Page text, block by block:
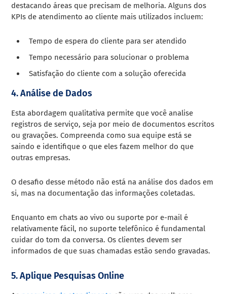
destacando áreas que precisam de melhoria. Alguns dos
KPIs de atendimento ao cliente mais utilizados incluem:
Tempo de espera do cliente para ser atendido
Tempo necessário para solucionar o problema
Satisfação do cliente com a solução oferecida
4. Análise de Dados
Esta abordagem qualitativa permite que você analise
registros de serviço, seja por meio de documentos escritos
ou gravações. Compreenda como sua equipe está se
saindo e identifique o que eles fazem melhor do que
outras empresas.
O desafio desse método não está na análise dos dados em
si, mas na documentação das informações coletadas.
Enquanto em chats ao vivo ou suporte por e-mail é
relativamente fácil, no suporte telefônico é fundamental
cuidar do tom da conversa. Os clientes devem ser
informados de que suas chamadas estão sendo gravadas.
5. Aplique Pesquisas Online